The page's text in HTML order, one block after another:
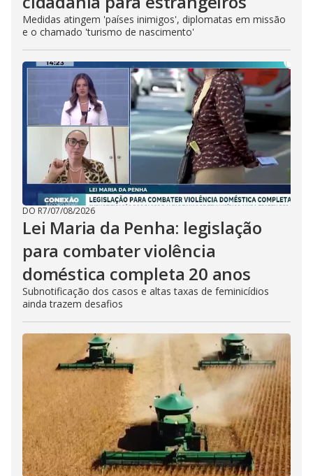
Medidas atingem 'países inimigos', diplomatas em missão
e o chamado 'turismo de nascimento'
DO R7/07/08/2026
Lei Maria da Penha: legislação
para combater violência
doméstica completa 20 anos
Subnotificação dos casos e altas taxas de feminicídios
ainda trazem desafios